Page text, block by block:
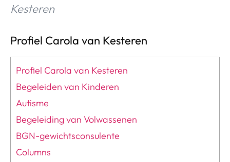
Health & Beauty
Huis & Tuin
Nieuws & Media
Over Valerie
Over Valerie
Kesteren
Profiel Carola van Kesteren
Profiel Carola van Kesteren
Begeleiden van Kinderen
Autisme
Begeleiding van Volwassenen
BGN-gewichtsconsulente
Columns